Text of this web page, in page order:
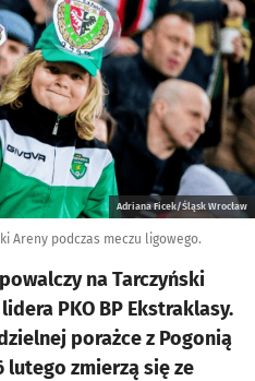
Adriana Ficek/Śląsk Wrocław
Areny podczas meczu ligowego.
na Tarczyński
PKO BP Ekstraklasy.
porażce z Pogonią
lutego zmierzą się ze